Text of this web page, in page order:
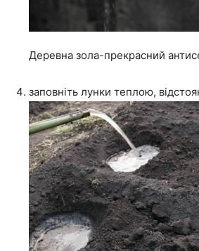
Деревна зола-прекрасний
заповніть лунки теплою,